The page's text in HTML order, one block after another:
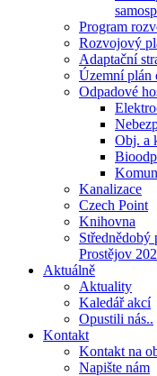
Program
Rozvojový
Adaptační
Územní plán
Odpadové
Obj. a
Kanalizace
Czech Point
Knihovna
Střednědobý
Prostějov
Aktuálně
Aktuality
Kaledář akcí
Opustili nás..
Kontakt
Kontakt na
Napište nám